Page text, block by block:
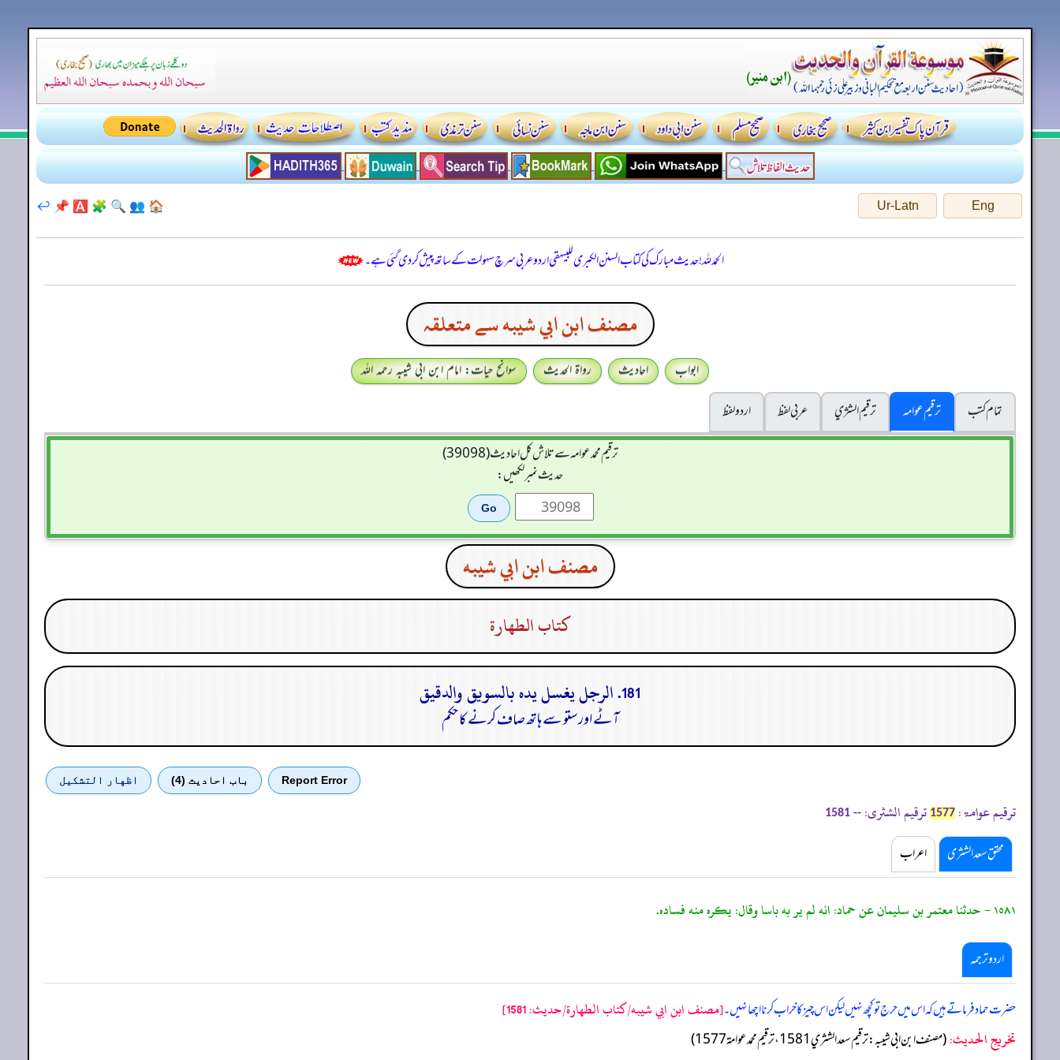
Eng
Ur-Latn
🏠
👥
🔍
🧩
🅰️
📌
↩️
الحمدللہ! حدیث مبارک کی کتاب السنن الكبرى للبيهقي اردو عربی سرچ سہولت کے ساتھ پیش کر دی گئی ہے۔
مصنف ابن ابي شيبه سے متعلقہ
ابواب احادیث رواۃ الحدیث
سوانح حیات: امام ابن ابی شیبہ رحمہ اللہ
تمام کتب
ترقیم عوامہ ترقيم الشژي عربی لفظ
اردو لفظ
ترقیم محمدعوامہ سے تلاش کل احادیث (39098)
حدیث نمبر لکھیں:
مصنف ابن ابي شيبه
كتاب الطهارة
181. الرجل يغسل يده بالسويق والدقيق
آٹے اور ستو سے ہاتھ صاف کرنے کا حکم
Report Error باب احادیث (4) اظهار التشكيل
ترقیم عوامۃ: 1577 ترقیم الشثری: --
1581
محقق سعد الشثری اعراب
١٥٨١ - حدثنا معتمر بن سليمان عن حماد: انه لم ير به باسا وقال: يكره منه فساده.
اردو ترجمہ
حضرت حماد فرماتے ہیں کہ اس میں حرج تو کچھ نہیں لیکن اس چیز کا خراب کرنا اچھا نہیں۔[مصنف ابن ابي شيبه/كتاب الطهارة/حدیث: 1581]
تخریج الحدیث:(مصنف ابن ابي شيبه: ترقيم سعد الشثري 1581، ترقيم محمد عوامة 1577)